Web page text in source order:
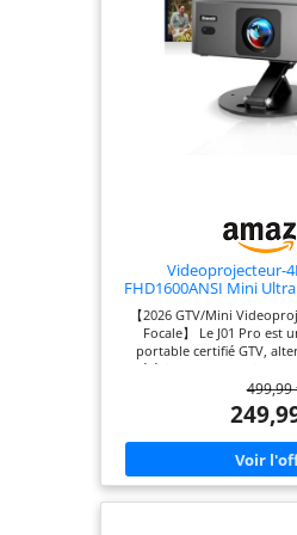
Videoprojecteur-
FHD1600ANSI Mini
Video
【2026 GTV/Mini
Focale】 Le J01 Pro est
portable certifié GTV,
téléviseur. Compatible
Prime Video, Disney+
projecteur portatif donne
800+ chaînes. La page
région pour recommander
Grâce au Widevine DRM
une lecture en vraie
détaillée.
499,99